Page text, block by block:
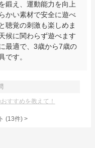
鍛え、運動能力を向上
かい素材で安全に遊べ
聴覚の刺激も楽しめま
候に関わらず遊べます
最適で、3歳から7歳の
です。
すすめを教えて！
(13件) >